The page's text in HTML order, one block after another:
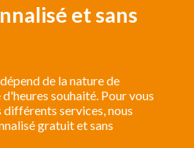
et sans
de la nature de
souhaité. Pour vous
services, nous
gratuit et sans